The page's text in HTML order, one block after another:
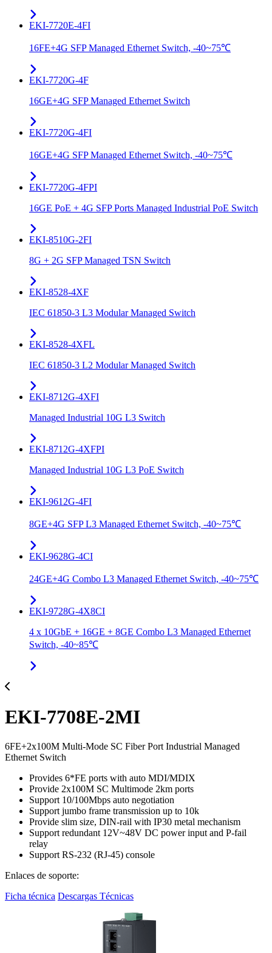
EKI-7720E-4FI
16FE+4G SFP Managed Ethernet Switch, -40~75℃
EKI-7720G-4F
16GE+4G SFP Managed Ethernet Switch
EKI-7720G-4FI
16GE+4G SFP Managed Ethernet Switch, -40~75℃
EKI-7720G-4FPI
16GE PoE + 4G SFP Ports Managed Industrial PoE Switch
EKI-8510G-2FI
8G + 2G SFP Managed TSN Switch
EKI-8528-4XF
IEC 61850-3 L3 Modular Managed Switch
EKI-8528-4XFL
IEC 61850-3 L2 Modular Managed Switch
EKI-8712G-4XFI
Managed Industrial 10G L3 Switch
EKI-8712G-4XFPI
Managed Industrial 10G L3 PoE Switch
EKI-9612G-4FI
8GE+4G SFP L3 Managed Ethernet Switch, -40~75℃
EKI-9628G-4CI
24GE+4G Combo L3 Managed Ethernet Switch, -40~75℃
EKI-9728G-4X8CI
4 x 10GbE + 16GE + 8GE Combo L3 Managed Ethernet
Switch, -40~85℃
EKI-7708E-2MI
6FE+2x100M Multi-Mode SC Fiber Port Industrial Managed
Ethernet Switch
Provides 6*FE ports with auto MDI/MDIX
Provide 2x100M SC Multimode 2km ports
Support 10/100Mbps auto negotiation
Support jumbo frame transmission up to 10k
Provide slim size, DIN-rail with IP30 metal mechanism
Support redundant 12V~48V DC power input and P-fail
relay
Support RS-232 (RJ-45) console
Enlaces de soporte:
Ficha técnica Descargas Técnicas